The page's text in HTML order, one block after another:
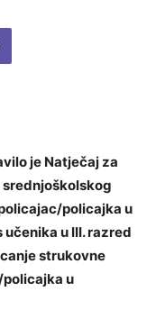
je Natječaj za
policajka u
u III. razred
strukovne
u